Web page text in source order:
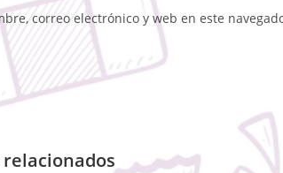
correo electrónico y web en este